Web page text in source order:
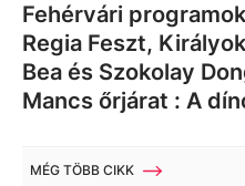
Fehérvári
Regia Feszt,
Bea és Szokolay
Mancs őrjárat : A
MÉG TÖBB CIKK